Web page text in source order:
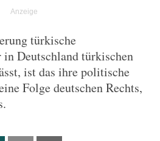
türkische
Deutschland türkischen
ist das ihre politische
Folge deutschen Rechts,